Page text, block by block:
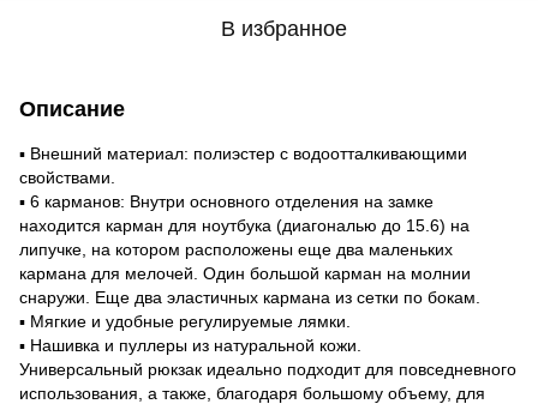
В избранное
Описание
▪ Внешний материал: полиэстер с водоотталкивающими
свойствами.
▪ 6 карманов: Внутри основного отделения на замке
находится карман для ноутбука (диагональю до 15.6) на
липучке, на котором расположены еще два маленьких
кармана для мелочей. Один большой карман на молнии
снаружи. Еще два эластичных кармана из сетки по бокам.
▪ Мягкие и удобные регулируемые лямки.
▪ Нашивка и пуллеры из натуральной кожи.
Универсальный рюкзак идеально подходит для повседневного
использования, а также, благодаря большому объему, для